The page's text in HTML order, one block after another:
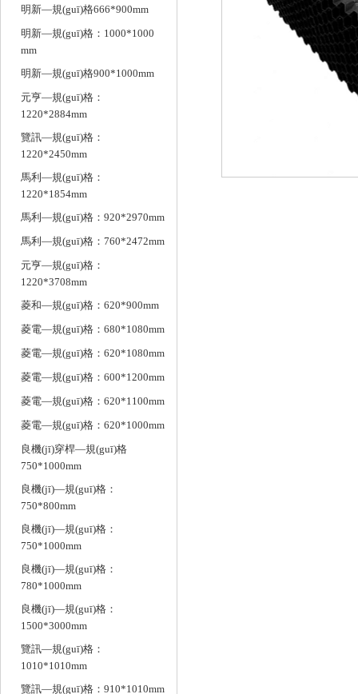
明新—規(guī)格666*900mm
明新—規(guī)格：1000*1000
mm
明新—規(guī)格900*1000mm
元亨—規(guī)格：
1220*2884mm
覽訊—規(guī)格：
1220*2450mm
馬利—規(guī)格：
1220*1854mm
馬利—規(guī)格：920*2970mm
馬利—規(guī)格：760*2472mm
元亨—規(guī)格：
1220*3708mm
菱和—規(guī)格：620*900mm
菱電—規(guī)格：680*1080mm
菱電—規(guī)格：620*1080mm
菱電—規(guī)格：600*1200mm
菱電—規(guī)格：620*1100mm
菱電—規(guī)格：620*1000mm
良機(jī)穿桿—規(guī)格
750*1000mm
良機(jī)—規(guī)格：
750*800mm
良機(jī)—規(guī)格：
750*1000mm
良機(jī)—規(guī)格：
780*1000mm
良機(jī)—規(guī)格：
1500*3000mm
覽訊—規(guī)格：
1010*1010mm
覽訊—規(guī)格：910*1010mm